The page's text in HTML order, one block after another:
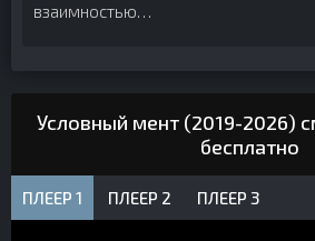
взаимностью…
Условный мент (2019-2026)
бесплатно
ПЛЕЕР 1 ПЛЕЕР 2 ПЛЕЕР 3